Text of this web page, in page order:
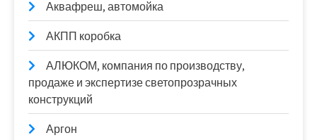
Аквафреш, автомойка
АКПП коробка
АЛЮКОМ, компания по производству,
продаже и экспертизе светопрозрачных
конструкций
Аргон